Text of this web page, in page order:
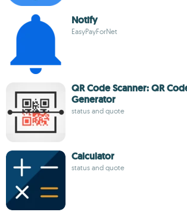
Notify
EasyPayForNet
QR Code Scanner: QR
Generator
status and quote
Calculator
status and quote